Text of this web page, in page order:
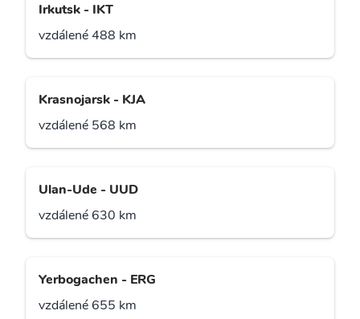
Irkutsk - IKT
vzdálené 488 km
Krasnojarsk - KJA
vzdálené 568 km
Ulan-Ude - UUD
vzdálené 630 km
Yerbogachen - ERG
vzdálené 655 km